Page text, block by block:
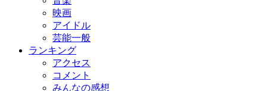
映画
アイドル
芸能一般
ランキング
アクセス
コメント
みんなの感想